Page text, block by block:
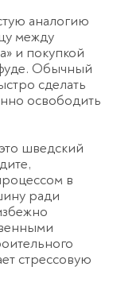
аналогию
между
и покупкой
Обычный
сделать
освободить
шведский
в
ради
стрессовую